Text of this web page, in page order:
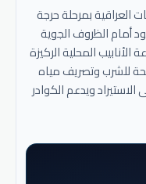
العراقية بمرحلة حرجة
أمام الظروف الجوية
المحلية الركيزة
للشرب وتصريف مياه
ويدعم الكوادر